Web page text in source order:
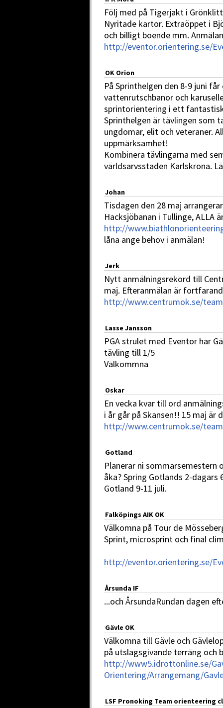
Följ med på Tigerjakt i
Nyritade kartor. Extraöppet i
och billigt boende mm.
http://eventor.orientering.se/
OK Orion
På Sprinthelgen den 8-9 juni
vattenrutschbanor och
sprintorientering i ett
Sprinthelgen är tävlingen som
ungdomar, elit och veteraner.
uppmärksamhet!
Kombinera tävlingarna med
världsarvsstaden Karlskrona.
Johan
Tisdagen den 28 maj
Hacksjöbanan i Tullinge, ALLA
http://
låna ange behov i anmälan!
Jerk
Nytt anmälningsrekord till
maj. Efteranmälan är
http://www.centrumok.se/
Lasse Jansson
PGA strulet med Eventor har
tävling till 1/5
Välkommna
Oskar
En vecka kvar till ord
i år går på Skansen!! 15 maj är
http://www.centrumok.se/
Gotland
Planerar ni
åka? Spring Gotlands 2-dagars
Gotland 9-11 juli.
Falköpings AIK OK
Välkomna på Tour de
Sprint, microsprint och final
http://eventor.orientering.se/
Årsunda IF
...och ÅrsundaRundan dagen
Gävle OK
Välkomna till Gävle och
på utslagsgivande terräng och
http://www5.idrottonline.se/
Orientering/Arrangemang/
LSF Pronoking Team orienteering